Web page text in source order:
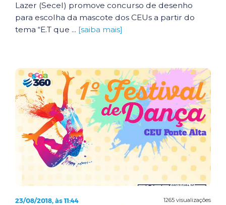
Lazer (Secel) promove concurso de desenho
para escolha da mascote dos CEUs a partir do
tema “E.T que ... [saiba mais]
1265 visualizações
23/08/2018, às 11:44